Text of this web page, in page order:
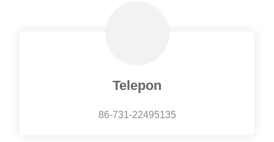
Telepon
86-731-22495135